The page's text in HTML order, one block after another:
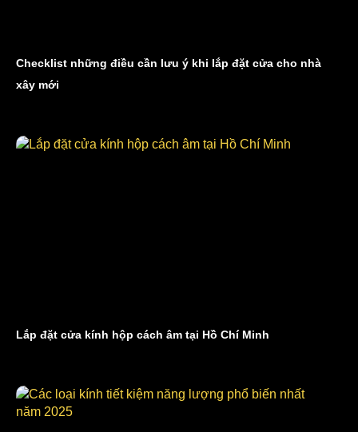
Checklist những điều cần lưu ý khi lắp đặt cửa cho nhà
xây mới
Lắp đặt cửa kính hộp cách âm tại Hồ Chí Minh